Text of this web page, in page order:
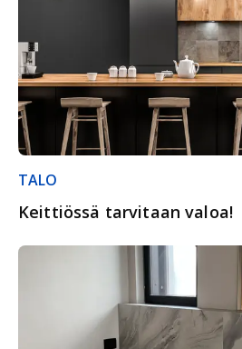
TALO
Keittiössä tarvitaan valoa!